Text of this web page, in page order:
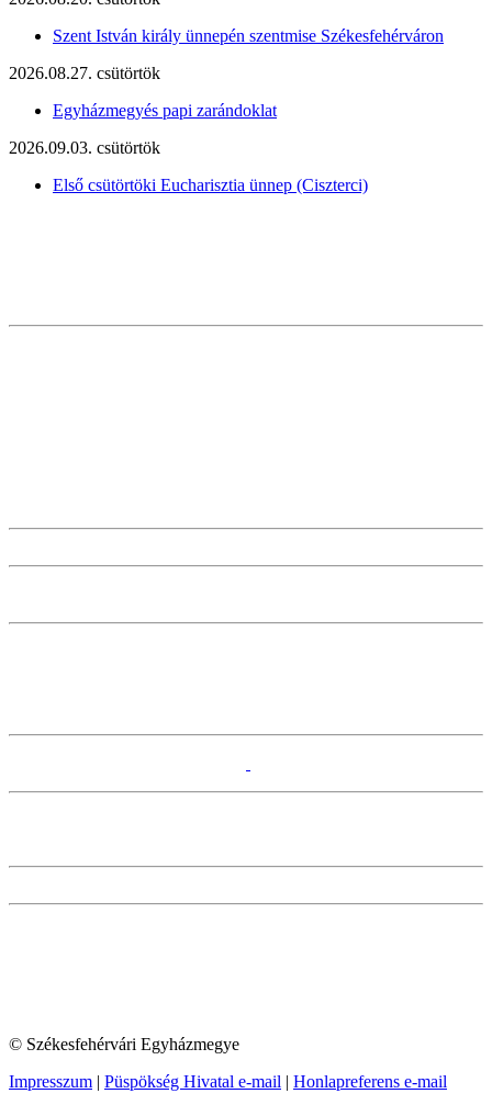
Szent István király ünnepén szentmise Székesfehérváron
2026.08.27. csütörtök
Egyházmegyés papi zarándoklat
2026.09.03. csütörtök
Első csütörtöki Eucharisztia ünnep (Ciszterci)
© Székesfehérvári Egyházmegye
Impresszum | Püspökség Hivatal e-mail | Honlapreferens e-mail